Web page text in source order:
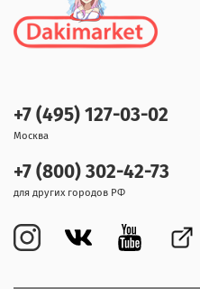
+7 (495) 127-03-02
Москва
+7 (800) 302-42-73
для других городов РФ